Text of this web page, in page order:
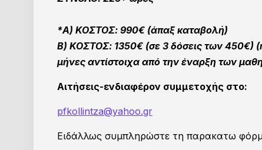
*Α) ΚΟΣΤΟΣ: 990€ (άπαξ καταβολή)
Β) ΚΟΣΤΟΣ: 1350€ (σε 3 δόσεις των 450€) (
μήνες αντίστοιχα από την έναρξη των
Αιτήσεις-ενδιαφέρον συμμετοχής στο:
pfkollintza@yahoo.gr
Ειδάλλως συμπληρώστε τη παρακατω